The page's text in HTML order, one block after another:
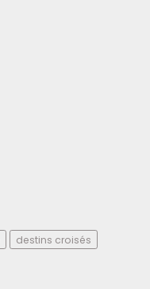
destins croisés